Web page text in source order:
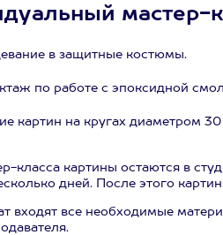
мастер-
в защитные костюмы.
по работе с эпоксидной
картин на кругах диаметром
класса картины остаются в
дней. После этого
входят все необходимые